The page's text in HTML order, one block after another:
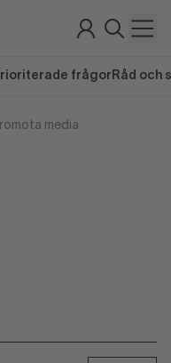
frågor Råd och
media